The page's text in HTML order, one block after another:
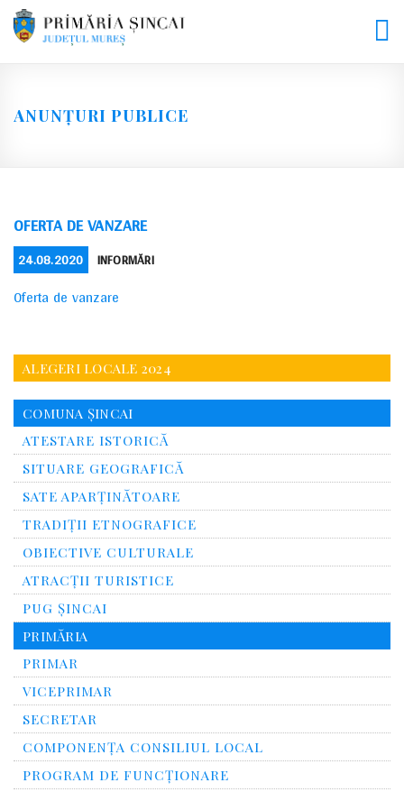
Skip
ANUNȚURI PUBLICE
OFERTA DE VANZARE
POSTED
ON
24.08.2020 CATEGORIES
INFORMĂRI
Oferta de vanzare
ALEGERI LOCALE 2024
COMUNA ȘINCAI
ATESTARE ISTORICĂ
SITUARE GEOGRAFICĂ
SATE APARȚINĂTOARE
TRADIȚII ETNOGRAFICE
OBIECTIVE CULTURALE
ATRACȚII TURISTICE
PUG ȘINCAI
PRIMĂRIA
PRIMAR
VICEPRIMAR
SECRETAR
COMPONENȚA CONSILIUL LOCAL
PROGRAM DE FUNCȚIONARE